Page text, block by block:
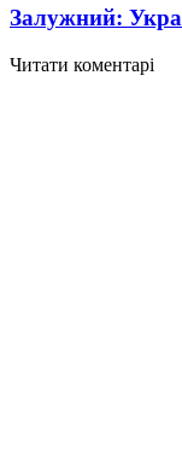
Залужний:
Читати коментарі